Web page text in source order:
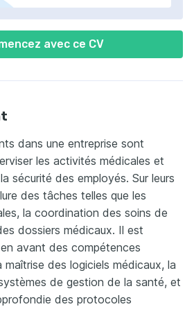
avec ce CV
dans une entreprise sont
les activités médicales et
sécurité des employés. Sur leurs
des tâches telles que les
la coordination des soins de
dossiers médicaux. Il est
avant des compétences
des logiciels médicaux, la
de gestion de la santé, et
des protocoles